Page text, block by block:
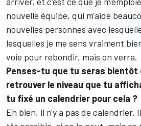
nouvelle équipe, qui m'aide
nouvelles personnes avec
lesquelles je me sens vraiment
voie pour rebondir, mais on verra.
Penses-tu que tu seras bientôt
retrouver le niveau que tu
tu fixé un calendrier pour cela ?
Eh bien, il n'y a pas de calendrier.